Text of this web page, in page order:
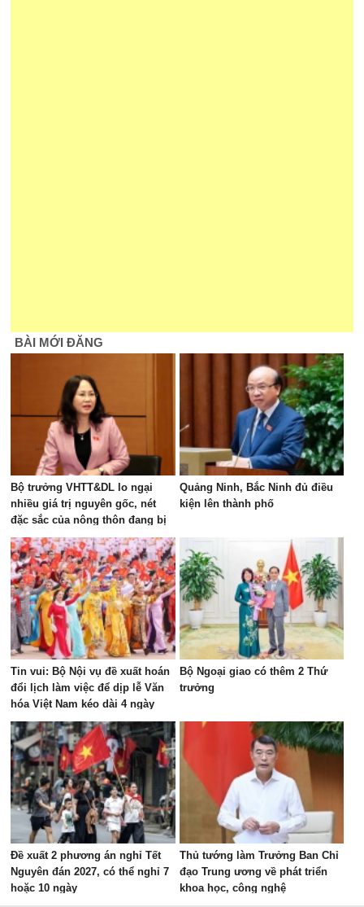
BÀI MỚI ĐĂNG
Bộ trưởng VHTT&DL lo ngại
nhiều giá trị nguyên gốc, nét
đặc sắc của nông thôn đang bị
"bê tông hóa"
Quảng Ninh, Bắc Ninh đủ điều
kiện lên thành phố
Tin vui: Bộ Nội vụ đề xuất hoán
đổi lịch làm việc để dịp lễ Văn
hóa Việt Nam kéo dài 4 ngày
Bộ Ngoại giao có thêm 2 Thứ
trưởng
Đề xuất 2 phương án nghỉ Tết
Nguyên đán 2027, có thể nghỉ 7
hoặc 10 ngày
Thủ tướng làm Trưởng Ban Chỉ
đạo Trung ương về phát triển
khoa học, công nghệ